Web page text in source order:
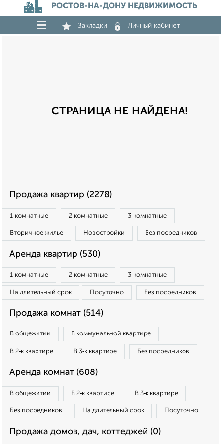
РОСТОВ-НА-ДОНУ НЕДВИЖИМОСТЬ
Закладки Личный кабинет
СТРАНИЦА НЕ НАЙДЕНА!
Продажа квартир (2278)
1‑комнатные 2‑комнатные 3‑комнатные
Вторичное жилье Новостройки Без посредников
Аренда квартир (530)
1‑комнатные 2‑комнатные 3‑комнатные
На длительный срок Посуточно Без посредников
Продажа комнат (514)
В общежитии В коммунальной квартире
В 2‑к квартире В 3‑к квартире Без посредников
Аренда комнат (608)
В общежитии В 2‑к квартире В 3‑к квартире
Без посредников На длительный срок Посуточно
Продажа домов, дач, коттеджей (0)